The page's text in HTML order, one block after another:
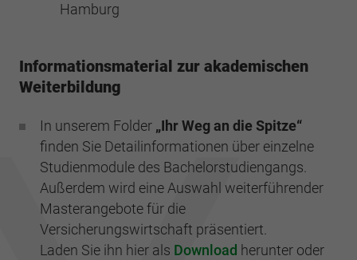
Hamburg
Informationsmaterial zur akademischen
Weiterbildung
In unserem Folder „Ihr Weg an die Spitze“
finden Sie Detailinformationen über einzelne
Studienmodule des Bachelorstudiengangs.
Außerdem wird eine Auswahl weiterführender
Masterangebote für die
Versicherungswirtschaft präsentiert.
Laden Sie ihn hier als Download herunter oder